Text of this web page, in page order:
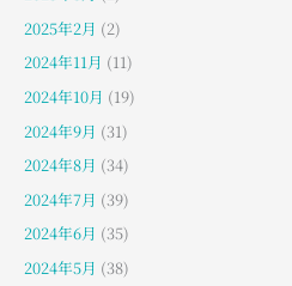
2025年2月 (2)
2024年11月 (11)
2024年10月 (19)
2024年9月 (31)
2024年8月 (34)
2024年7月 (39)
2024年6月 (35)
2024年5月 (38)